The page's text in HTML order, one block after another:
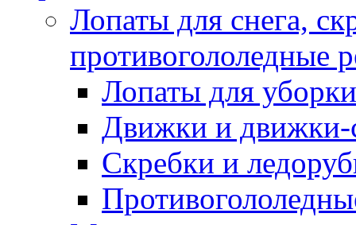
Лопаты для снега,
противогололедные
Лопаты для
Движки и движки-
Скребки и